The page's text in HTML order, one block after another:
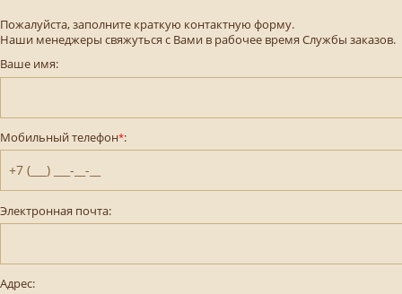
Пожалуйста, заполните краткую контактную форму.
Наши менеджеры свяжуться с Вами в рабочее время Службы заказов.
Ваше имя:
Мобильный телефон*:
+7 (___) ___-__-__
Электронная почта:
Адрес: